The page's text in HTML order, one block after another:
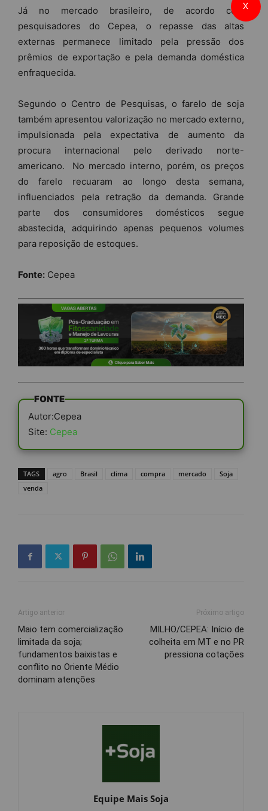
Já no mercado brasileiro, de acordo com
pesquisadores do Cepea, o repasse das altas
externas permanece limitado pela pressão dos
prêmios de exportação e pela demanda doméstica
enfraquecida.
Segundo o Centro de Pesquisas, o farelo de soja
também apresentou valorização no mercado externo,
impulsionada pela expectativa de aumento da
procura internacional pelo derivado norte-
americano. No mercado interno, porém, os preços
do farelo recuaram ao longo desta semana,
influenciados pela retração da demanda. Grande
parte dos consumidores domésticos segue
abastecida, adquirindo apenas pequenos volumes
para reposição de estoques.
Fonte: Cepea
FONTE
Autor:Cepea
Site: Cepea
TAGS agro Brasil clima compra mercado
Soja
venda
Artigo anterior
Maio tem comercialização
limitada da soja;
fundamentos baixistas e
conflito no Oriente Médio
dominam atenções
Próximo artigo
MILHO/CEPEA: Início de
colheita em MT e no PR
pressiona cotações
Equipe Mais Soja
X